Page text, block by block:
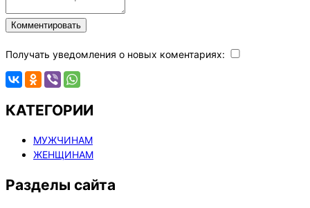
Комментировать
Получать уведомления о новых коментариях:
КАТЕГОРИИ
МУЖЧИНАМ
ЖЕНЩИНАМ
Разделы сайта